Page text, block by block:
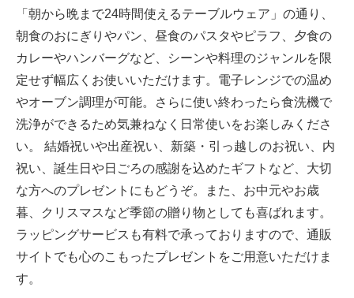
「朝から晩まで24時間使えるテーブルウェア」の通り、
朝食のおにぎりやパン、昼食のパスタやピラフ、夕食の
カレーやハンバーグなど、シーンや料理のジャンルを限
定せず幅広くお使いいただけます。電子レンジでの温め
やオーブン調理が可能。さらに使い終わったら食洗機で
洗浄ができるため気兼ねなく日常使いをお楽しみくださ
い。 結婚祝いや出産祝い、新築・引っ越しのお祝い、内
祝い、誕生日や日ごろの感謝を込めたギフトなど、大切
な方へのプレゼントにもどうぞ。また、お中元やお歳
暮、クリスマスなど季節の贈り物としても喜ばれます。
ラッピングサービスも有料で承っておりますので、通販
サイトでも心のこもったプレゼントをご用意いただけま
す。